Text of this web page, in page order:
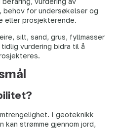
behov for undersøkelser og
eller prosjekterende.
silt, sand, grus, fyllmasser
vurdering bidra til å
I geoteknikk
strømme gjennom jord,